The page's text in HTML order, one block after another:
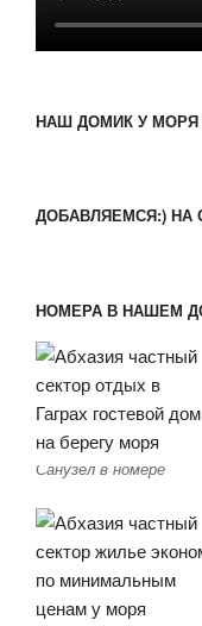
НАШ ДОМИК У МОРЯ
ДОБАВЛЯЕМСЯ:) НА
НОМЕРА В НАШЕМ
Санузел в номере